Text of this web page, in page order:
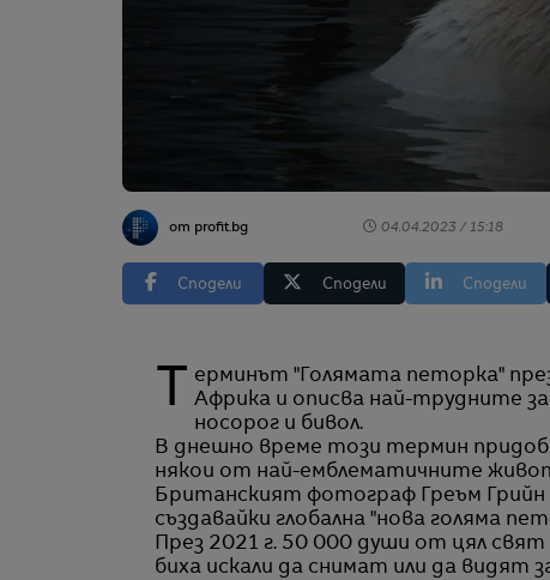
от profit.bg 04.04.2023 / 15:18
Сподели Сподели Сподели
Tерминът "Голямата петорка" през годините се използва от ловците на трофеи в
Африка и описва най-трудните
носорог и бивол.
В днешно време този термин
някои от най-емблематичните
Британският фотограф Греъм Грийн
създавайки глобална "нова голяма
През 2021 г. 50 000 души от цял
биха искали да снимат или да видят